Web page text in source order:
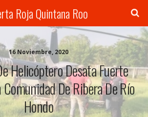
Roja Quintana Roo
16 Noviembre, 2020
Helicóptero Desata Fuerte
De Ribera De Río
Hondo